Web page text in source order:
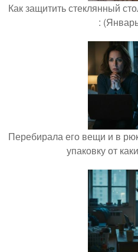
Как защитить стеклянный
:
Перебирала его вещи и в
упаковку от